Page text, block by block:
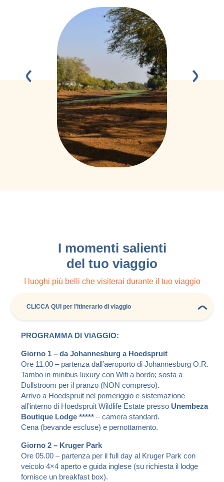
I momenti salienti
del tuo viaggio
I luoghi più belli che visiterai durante il tuo viaggio
CLICCA QUI per l'itinerario di viaggio
PROGRAMMA DI VIAGGIO:
Giorno 1 – da Johannesburg a Hoedspruit
Ore 11.00 – partenza dall’aeroporto di Johannesburg O.R.
Tambo in minibus luxury con Wifi a bordo; sosta a
Dullstroom per il pranzo (NON compreso).
Arrivo a Hoedspruit nel pomeriggio e sistemazione
all’interno di Hoedspruit Wildlife Estate presso Unembeza
Boutique Lodge *****– camera standard.
Cena (bevande escluse) e pernottamento.
Giorno 2 – Kruger Park
Ore 05.00 – partenza per il full day al Kruger Park con
veicolo 4×4 aperto e guida inglese (su richiesta il lodge
fornisce un breakfast box).